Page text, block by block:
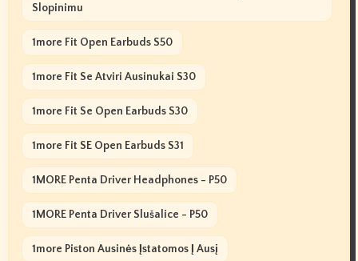
Slopinimu
1more Fit Open Earbuds S50
1more Fit Se Atviri Ausinukai S30
1more Fit Se Open Earbuds S30
1more Fit SE Open Earbuds S31
1MORE Penta Driver Headphones - P50
1MORE Penta Driver Slušalice - P50
1more Piston Ausinės Įstatomos Į Ausį